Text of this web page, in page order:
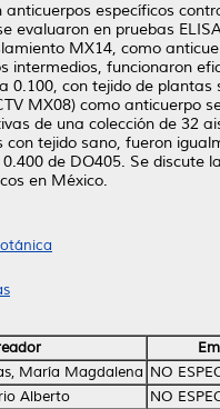
específicos
evaluaron en pruebas
MX14, como
intermedios, funcionaron
0.100, con tejido de
MX08) como anticuerpo
de una colección de 32
tejido sano, fueron
de DO405. Se
en México.
María Magdalena NO
Alberto
NO